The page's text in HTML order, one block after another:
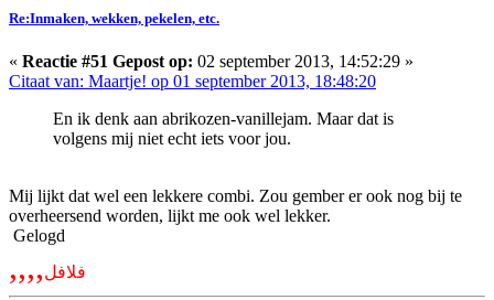
Re:Inmaken, wekken, pekelen, etc.
« Reactie #51 Gepost op: 02 september 2013, 14:52:29 »
Citaat van: Maartje! op 01 september 2013, 18:48:20
En ik denk aan abrikozen-vanillejam. Maar dat is
volgens mij niet echt iets voor jou.
Mij lijkt dat wel een lekkere combi. Zou gember er ook nog bij te
overheersend worden, lijkt me ook wel lekker.
Gelogd
,,,,فلافل